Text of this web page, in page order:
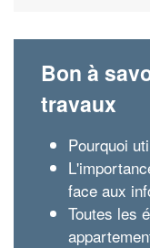
Bon à
travaux
Pourquoi
face aux
Toutes les